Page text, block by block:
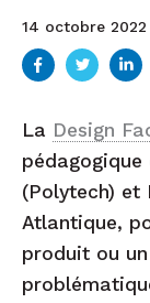
14 octobre 2022
La Design
(Polytech) et
Atlantique,
produit ou